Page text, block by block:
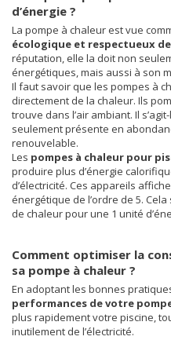
d’énergie ?
La pompe à chaleur est vue
écologique et respectueux
réputation, elle la doit non
énergétiques, mais aussi à son
Il faut savoir que les pompes à
directement de la chaleur. Ils
trouve dans l’air ambiant. Il
seulement présente en
renouvelable.
Les pompes à chaleur pour
produire plus d’énergie
d’électricité. Ces appareils
énergétique de l’ordre de 5.
de chaleur pour une 1 unité
Comment optimiser la
sa pompe à chaleur ?
En adoptant les bonnes
performances de votre
plus rapidement votre piscine,
inutilement de l’électricité.